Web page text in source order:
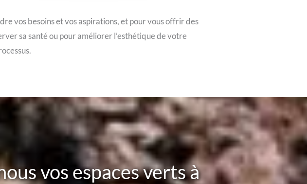
vos besoins et vos aspirations, et pour vous offrir des
sa santé ou pour améliorer l’esthétique de votre
vos espaces verts à